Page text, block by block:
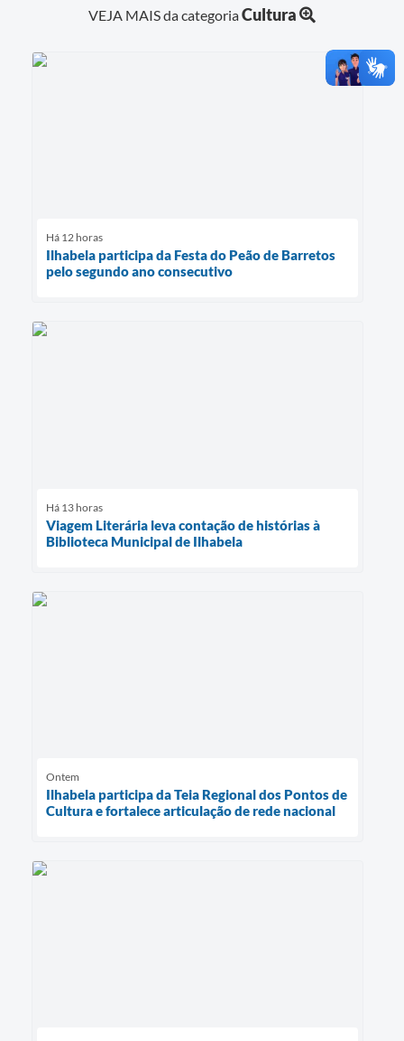
VEJA MAIS da categoriaCultura
Há 12 horas
Ilhabela participa da Festa do Peão de Barretos
pelo segundo ano consecutivo
Há 13 horas
Viagem Literária leva contação de histórias à
Biblioteca Municipal de Ilhabela
Ontem
Ilhabela participa da Teia Regional dos Pontos de
Cultura e fortalece articulação de rede nacional